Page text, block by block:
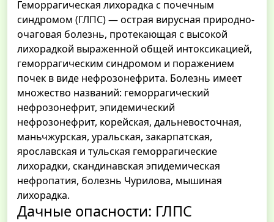
Геморрагическая лихорадка с почечным
синдромом (ГЛПС) — острая вирусная природно-
очаговая болезнь, протекающая с высокой
лихорадкой выраженной общей интоксикацией,
геморрагическим синдромом и поражением
почек в виде нефрозонефрита. Болезнь имеет
множество названий: геморрагический
нефрозонефрит, эпидемический
нефрозонефрит, корейская, дальневосточная,
маньчжурская, уральская, закарпатская,
ярославская и тульская геморрагические
лихорадки, скандинавская эпидемическая
нефропатия, болезнь Чурилова, мышиная
лихорадка.
Дачные опасности: ГЛПС